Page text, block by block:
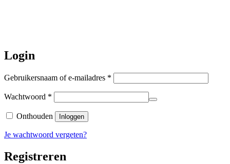
Login
Gebruikersnaam of e-mailadres *
Wachtwoord *
Onthouden Inloggen
Je wachtwoord vergeten?
Registreren